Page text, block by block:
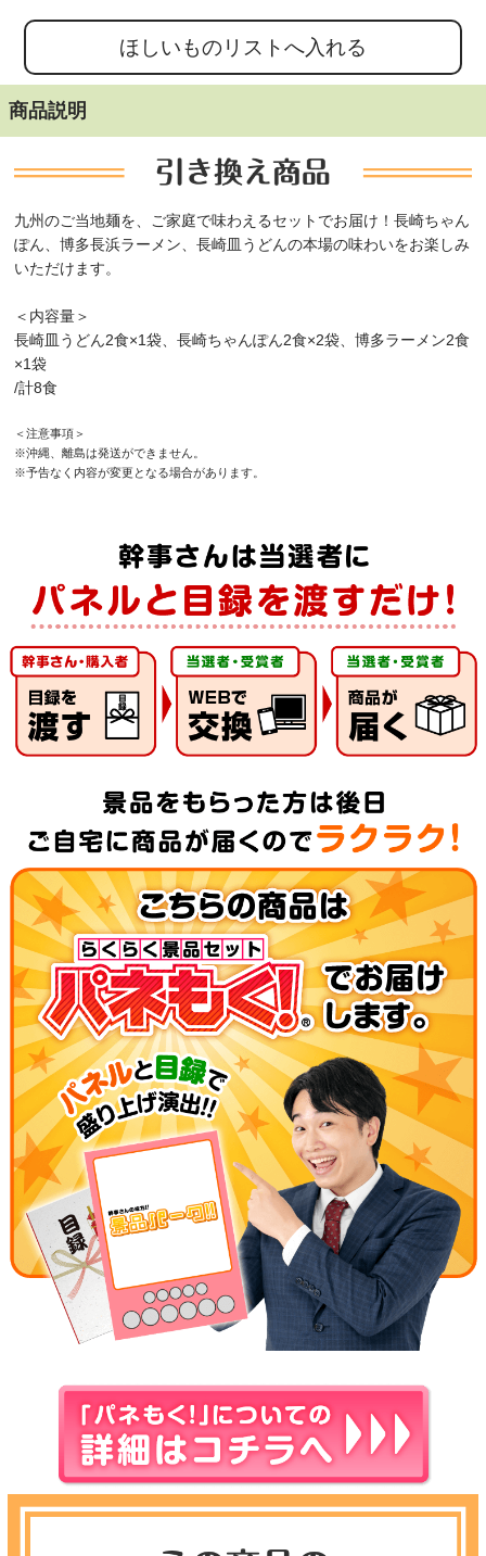
商品説明
九州のご当地麺を、ご家庭で味わえるセットでお届け！長崎ちゃん
ぽん、博多長浜ラーメン、長崎皿うどんの本場の味わいをお楽しみ
いただけます。
＜内容量＞
長崎皿うどん2食×1袋、長崎ちゃんぽん2食×2袋、博多ラーメン2食
×1袋
/計8食
＜注意事項＞
※沖縄、離島は発送ができません。
※予告なく内容が変更となる場合があります。